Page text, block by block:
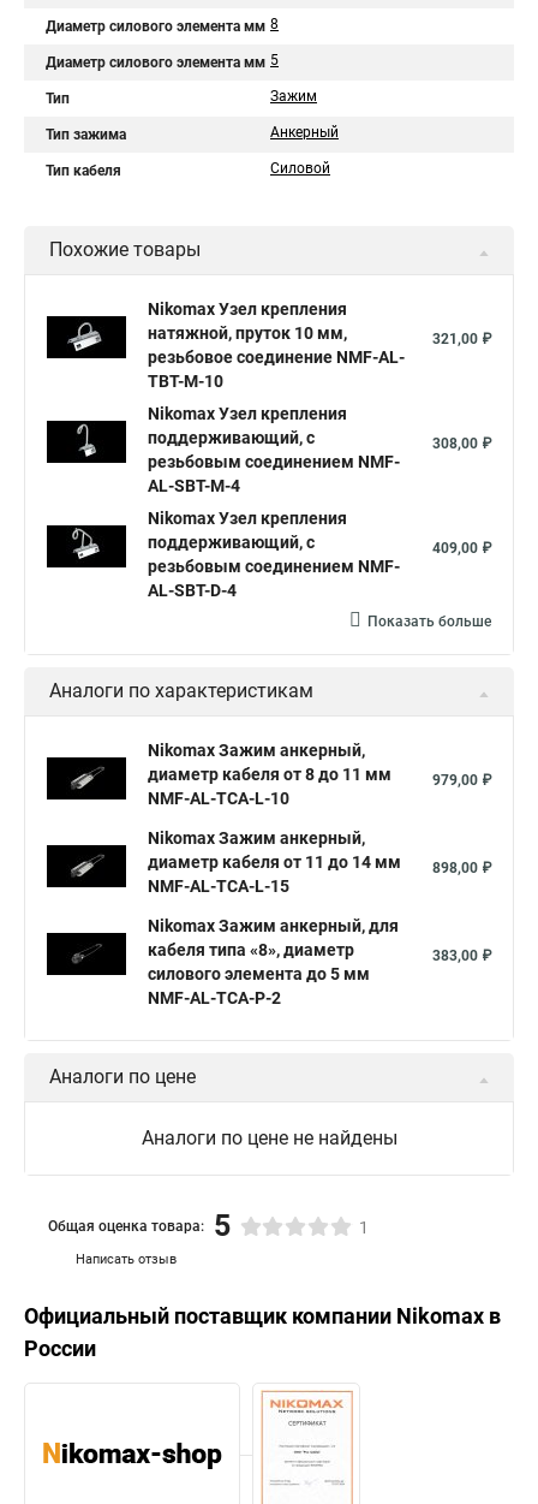
Диаметр силового элемента мм 8
Диаметр силового элемента мм 5
Тип Зажим
Тип зажима Анкерный
Тип кабеля Силовой
Похожие товары
Nikomax Узел крепления
натяжной, пруток 10 мм,
резьбовое соединение NMF-AL-
TBT-M-10
321,00 ₽
Nikomax Узел крепления
поддерживающий, с
резьбовым соединением NMF-
AL-SBT-M-4
308,00 ₽
Nikomax Узел крепления
поддерживающий, с
резьбовым соединением NMF-
AL-SBT-D-4
409,00 ₽
Показать больше
Аналоги по характеристикам
Nikomax Зажим анкерный,
диаметр кабеля от 8 до 11 мм
NMF-AL-TCA-L-10
979,00 ₽
Nikomax Зажим анкерный,
диаметр кабеля от 11 до 14 мм
NMF-AL-TCA-L-15
898,00 ₽
Nikomax Зажим анкерный, для
кабеля типа «8», диаметр
силового элемента до 5 мм
NMF-AL-TCA-P-2
383,00 ₽
Аналоги по цене
Аналоги по цене не найдены
Написать отзыв
Общая оценка товара: 5 1
Официальный поставщик компании Nikomax в
России